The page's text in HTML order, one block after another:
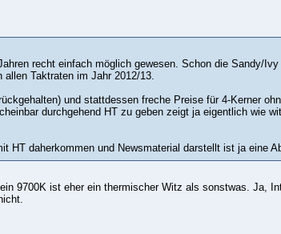
recht einfach möglich gewesen. Schon die Sandy/
Taktraten im Jahr 2012/13.
und stattdessen freche Preise für 4-Kerner
durchgehend HT zu geben zeigt ja eigentlich wie
HT daherkommen und Newsmaterial darstellt ist ja eine
9700K ist eher ein thermischer Witz als sonstwas. Ja,